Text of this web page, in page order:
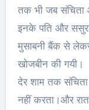
तक भी जब संचिता
इनके पति और
मुसाबनी बैंक से
खोजबीन की गयी।
देर शाम तक संचिता
नहीं करता।और